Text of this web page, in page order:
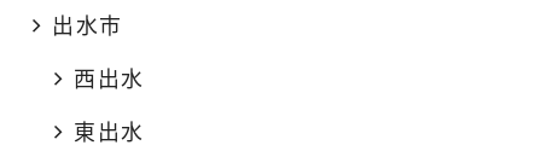
出水市
西出水
東出水